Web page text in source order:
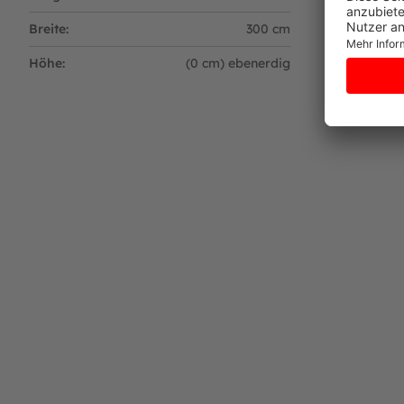
Haltbares, extrem starkes Polypropylen-
Anstelle des Springpunkts (durch den
Das Sprungtuch ist mit speziellen
Die Schlingen für die stabilen
TwinSpring-Gold Federn
Trampolinhallen, denn es handelt sich dabei
sondern sorgt auch für zusätzliche
Breite: 300 cm
Höhe: (0 cm) ebenerdig